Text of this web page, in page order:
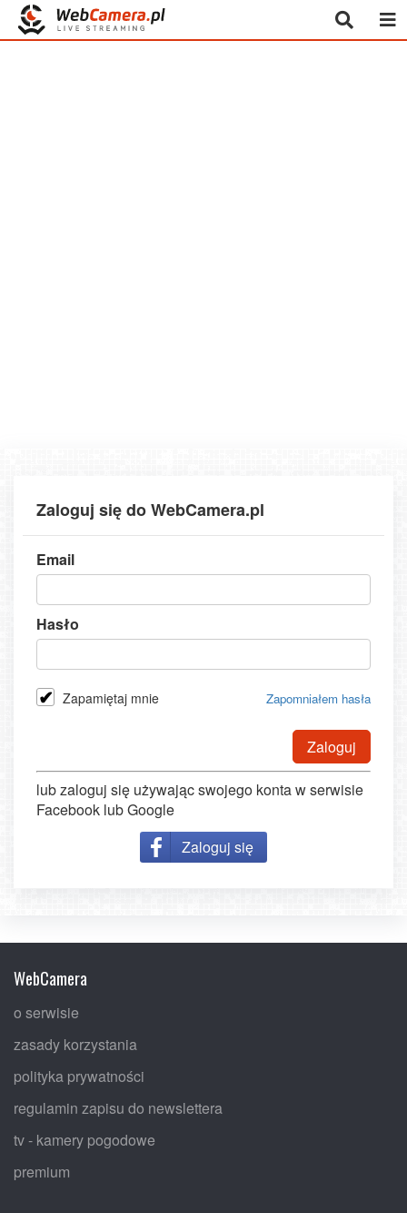
Zaloguj się do WebCamera.pl
Email
Hasło
Zapamiętaj mnie Zapomniałem hasła
Zaloguj
lub zaloguj się używając swojego konta w serwisie
Facebook lub Google
Zaloguj się
WebCamera
o serwisie
zasady korzystania
polityka prywatności
regulamin zapisu do newslettera
tv - kamery pogodowe
premium